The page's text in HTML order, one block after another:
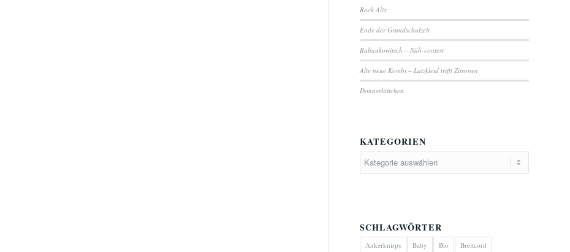
Rock Alix
Ende der Grundschulzeit
Rabaukowitsch – Näh-contest
Alte neue Kombi – Latzkleid trifft Zitronen
Donnerlüttchen
KATEGORIEN
SCHLAGWÖRTER
Ankerknirps Baby Bio
Breitcord